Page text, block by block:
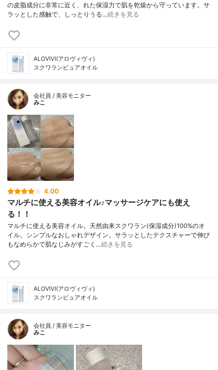
の皮脂成分に非常に近く、れた保湿力で肌を乾燥から守っています。サ
ラッとした感触で、しっとりうる…続きを見る
ALOVIVI(アロヴィヴィ)
スクワランピュアオイル
会社員 / 美容モニター
みこ
4.00
マルチに使える美容オイル♪マッサージケアにも使え
る！！
マルチに使える美容オイル。天然由来スクワラン(保湿成分)100%のオ
イル。シンプルなおしゃれデザイン。サラッとしたテクスチャーで伸び
もなめらかで肌なじみがすごく…続きを見る
ALOVIVI(アロヴィヴィ)
スクワランピュアオイル
会社員 / 美容モニター
みこ